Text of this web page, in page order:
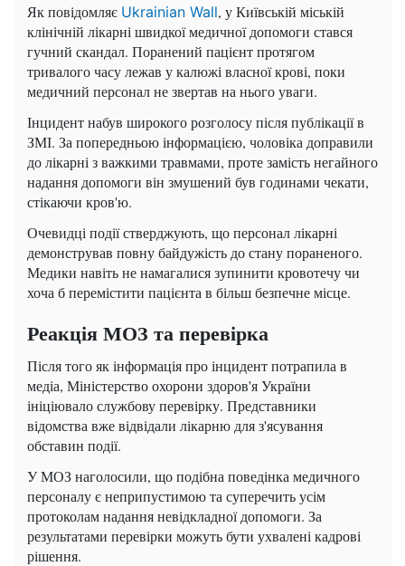
Як повідомляє Ukrainian Wall, у Київській міській
клінічній лікарні швидкої медичної допомоги стався
гучний скандал. Поранений пацієнт протягом
тривалого часу лежав у калюжі власної крові, поки
медичний персонал не звертав на нього уваги.
Інцидент набув широкого розголосу після публікації в
ЗМІ. За попередньою інформацією, чоловіка доправили
до лікарні з важкими травмами, проте замість негайного
надання допомоги він змушений був годинами чекати,
стікаючи кров'ю.
Очевидці події стверджують, що персонал лікарні
демонстрував повну байдужість до стану пораненого.
Медики навіть не намагалися зупинити кровотечу чи
хоча б перемістити пацієнта в більш безпечне місце.
Реакція МОЗ та перевірка
Після того як інформація про інцидент потрапила в
медіа, Міністерство охорони здоров'я України
ініціювало службову перевірку. Представники
відомства вже відвідали лікарню для з'ясування
обставин події.
У МОЗ наголосили, що подібна поведінка медичного
персоналу є неприпустимою та суперечить усім
протоколам надання невідкладної допомоги. За
результатами перевірки можуть бути ухвалені кадрові
рішення.